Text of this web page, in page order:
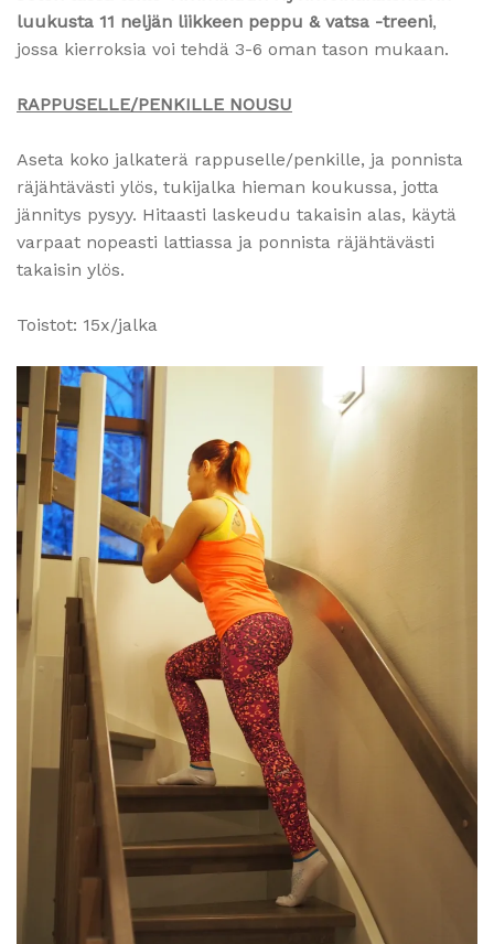
luukusta 11 neljän liikkeen peppu & vatsa -treeni,
jossa kierroksia voi tehdä 3-6 oman tason mukaan.
RAPPUSELLE/PENKILLE NOUSU
Aseta koko jalkaterä rappuselle/penkille, ja ponnista
räjähtävästi ylös, tukijalka hieman koukussa, jotta
jännitys pysyy. Hitaasti laskeudu takaisin alas, käytä
varpaat nopeasti lattiassa ja ponnista räjähtävästi
takaisin ylös.
Toistot: 15x/jalka